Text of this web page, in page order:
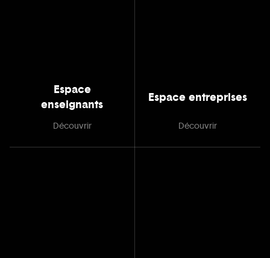
Espace
enseignants
Découvrir
Espace entreprises
Découvrir